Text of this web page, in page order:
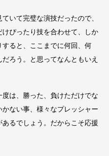
いて完璧な演技だったので、
ぴったり技を合わせて、しか
ると、ここまでに何回、何
ろう。と思ってなんともいえ
は、勝った、負けただけでな
ない事、様々なプレッシャー
るでしょう。だからこそ応援